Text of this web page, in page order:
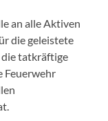
an alle Aktiven
die geleistete
die tatkräftige
Feuerwehr